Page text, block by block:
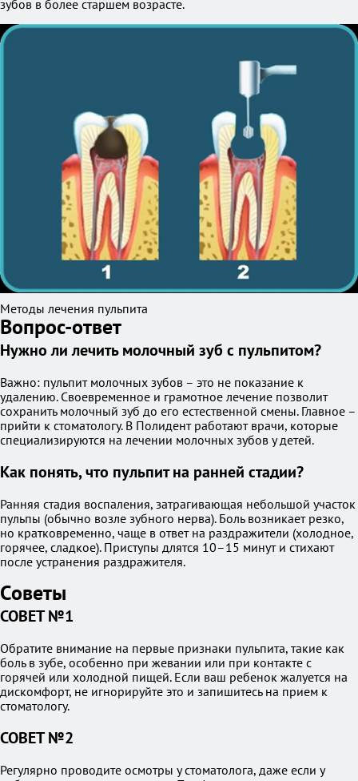
зубов в более старшем возрасте.
Методы лечения пульпита
Вопрос-ответ
Нужно ли лечить молочный зуб с пульпитом?
Важно: пульпит молочных зубов – это не показание к
удалению. Своевременное и грамотное лечение позволит
сохранить молочный зуб до его естественной смены. Главное –
прийти к стоматологу. В Полидент работают врачи, которые
специализируются на лечении молочных зубов у детей.
Как понять, что пульпит на ранней стадии?
Ранняя стадия воспаления, затрагивающая небольшой участок
пульпы (обычно возле зубного нерва). Боль возникает резко,
но кратковременно, чаще в ответ на раздражители (холодное,
горячее, сладкое). Приступы длятся 10–15 минут и стихают
после устранения раздражителя.
Советы
СОВЕТ №1
Обратите внимание на первые признаки пульпита, такие как
боль в зубе, особенно при жевании или при контакте с
горячей или холодной пищей. Если ваш ребенок жалуется на
дискомфорт, не игнорируйте это и запишитесь на прием к
стоматологу.
СОВЕТ №2
Регулярно проводите осмотры у стоматолога, даже если у